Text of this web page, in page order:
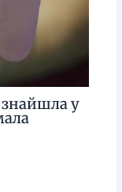
знайшла у